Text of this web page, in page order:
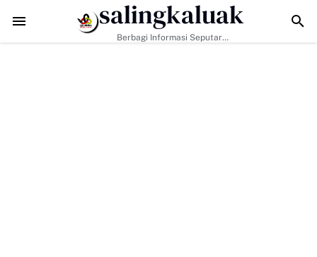
Data Sosial Jadi Kunci, Hj. Aida Dorong Nagari Aktif Pastikan
salingkaluak
Berbagi Informasi Seputar